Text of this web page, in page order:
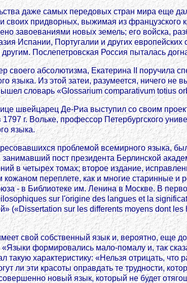
даже самых передовых стран мира еще
придворных, выжимая из французского
завоеваниями новых земель; его войска,
Испании, Португалии и других
Послепетровская Россия пыталась
своего абсолютизма, Екатерина II поручила
языка. Из этой затеи, разумеется, ничего
словарь «Glossarium comparativum totius
швейцарец Де-Риа выступил со своим
г. Вольке, профессор Петербургского
языка.
проблемой всемирного языка,
занимавший пост президента Берлинской
в четырех томах; второе издание,
переплете, как и многие старинные и
- в Библиотеке им. Ленина в Москве. В
sur l'origine des langues et la
(«Dissertation sur les differents moyens dont
свой собственный язык и, вероятно, еще
формировались мало-помалу и, так
характеристику: «Нельзя отрицать, что
ли эти красоты оправдать те трудности,
новый язык, который не будет